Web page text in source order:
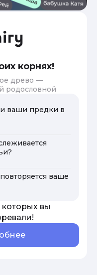
корнях!
древо —
родословной
ваши предки в
ваше
вы